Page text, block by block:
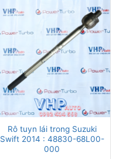
Rô tuyn lái trong Suzuki
Swift 2014 : 48830-68L00-
000